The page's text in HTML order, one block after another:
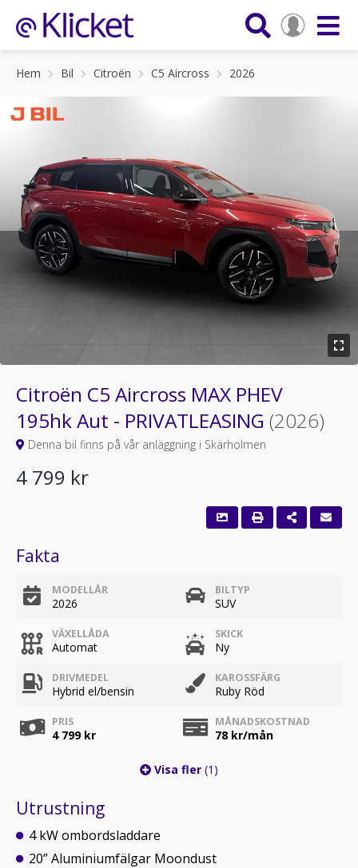
Hem Bil Citroën C5 Aircross 2026
Citroën C5 Aircross MAX PHEV
195hk Aut - PRIVATLEASING (2026)
Denna bil finns på vår anläggning i Skärholmen
4 799 kr
Fakta
MODELLÅR
2026
BILTYP
SUV
VÄXELLÅDA
Automat
SKICK
Ny
DRIVMEDEL
Hybrid el/bensin
KAROSSFÄRG
Ruby Röd
PRIS
4 799 kr
MÅNADSKOSTNAD
78 kr/mån
Visa fler (1)
Utrustning
4 kW ombordsladdare
20” Aluminiumfälgar Moondust